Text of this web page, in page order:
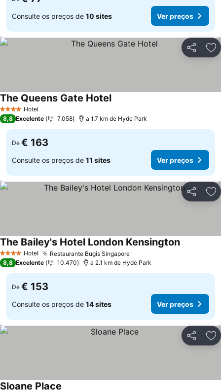
Consulte os preços de 10 sites Ver preços
Partilhar
4 EstrelasHotel
The Queens Gate Hotel
8,8 Excelente 7.058 a 1.7 km de Hyde Park
De € 163
Consulte os preços de 11 sites Ver preços
Partilhar
4 EstrelasHotel Restaurante Bugis Singapore
The Bailey's Hotel London Kensington
8,8 Excelente 10.470 a 2.1 km de Hyde Park
De € 153
Consulte os preços de 14 sites Ver preços
Partilhar
Sloane Place